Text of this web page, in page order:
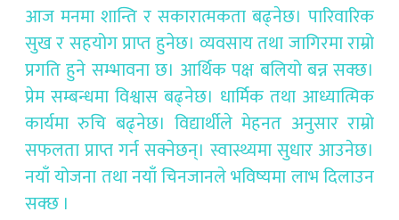
आज मनमा शान्ति र सकारात्मकता बढ्नेछ। पारिवारिक
सुख र सहयोग प्राप्त हुनेछ। व्यवसाय तथा जागिरमा राम्रो
प्रगति हुने सम्भावना छ। आर्थिक पक्ष बलियो बन्न सक्छ।
प्रेम सम्बन्धमा विश्वास बढ्नेछ। धार्मिक तथा आध्यात्मिक
कार्यमा रुचि बढ्नेछ। विद्यार्थीले मेहनत अनुसार राम्रो
सफलता प्राप्त गर्न सक्नेछन्। स्वास्थ्यमा सुधार आउनेछ।
नयाँ योजना तथा नयाँ चिनजानले भविष्यमा लाभ दिलाउन
सक्छ ।